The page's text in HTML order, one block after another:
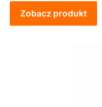
Zobacz produkt